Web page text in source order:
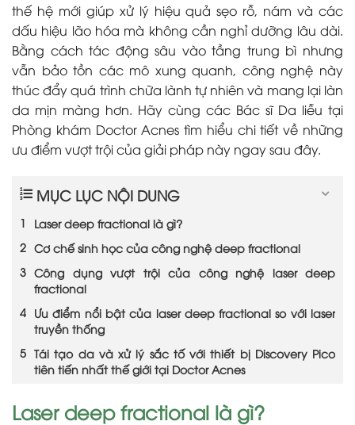
thế hệ mới giúp xử lý hiệu quả sẹo rỗ, nám và các
dấu hiệu lão hóa mà không cần nghỉ dưỡng lâu dài.
Bằng cách tác động sâu vào tầng trung bì nhưng
vẫn bảo tồn các mô xung quanh, công nghệ này
thúc đẩy quá trình chữa lành tự nhiên và mang lại làn
da mịn màng hơn. Hãy cùng các Bác sĩ Da liễu tại
Phòng khám Doctor Acnes tìm hiểu chi tiết về những
ưu điểm vượt trội của giải pháp này ngay sau đây.
MỤC LỤC NỘI DUNG
Laser deep fractional là gì?
Cơ chế sinh học của công nghệ deep fractional
Công dụng vượt trội của công nghệ laser deep
fractional
Ưu điểm nổi bật của laser deep fractional so với laser
truyền thống
Tái tạo da và xử lý sắc tố với thiết bị Discovery Pico
tiên tiến nhất thế giới tại Doctor Acnes
Laser deep fractional là gì?